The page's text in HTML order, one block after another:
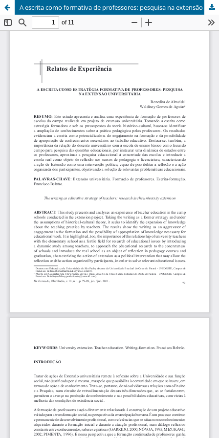
A escrita como formativa de professores: pesquisa na extensão universitária